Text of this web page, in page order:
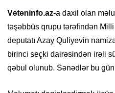
Vətəninfo.az-a daxil olan
təşəbbüs qrupu tərəfindən Milli
deputatı Azay Quliyevin
birinci seçki dairəsindən irəli
qəbul olunub. Sənədlər bu